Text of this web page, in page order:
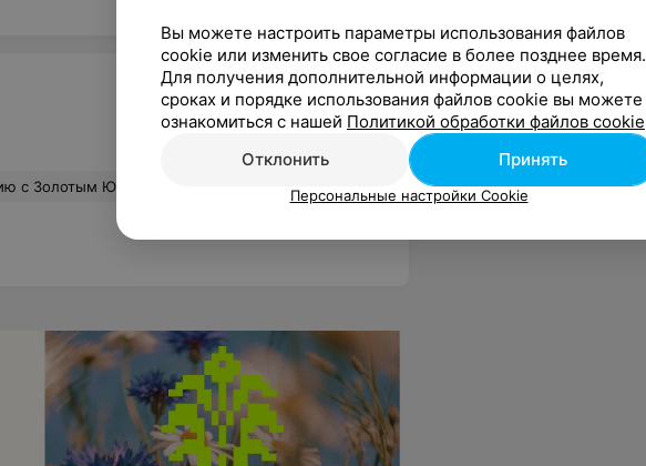
молодежи билеты со скидкой или бесплатно, пусть приобщаются к высокому искусству. Макс Лоренс был хорош и его поздравление вместе с нами прозвучало великолепно. Еще раз всего доброго всему коллективу, до скорых встреч!
Вы можете настроить параметры использования файлов
cookie или изменить свое согласие в более позднее время.
Для получения дополнительной информации о целях,
сроках и порядке использования файлов cookie вы можете
ознакомиться с нашей Политикой обработки файлов cookie
Отклонить
Принять
Персональные настройки Cookie